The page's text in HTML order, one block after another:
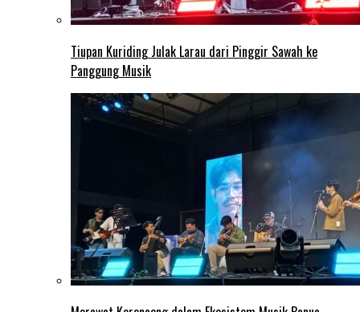
Tiupan Kuriding Julak Larau dari Pinggir Sawah ke
Panggung Musik